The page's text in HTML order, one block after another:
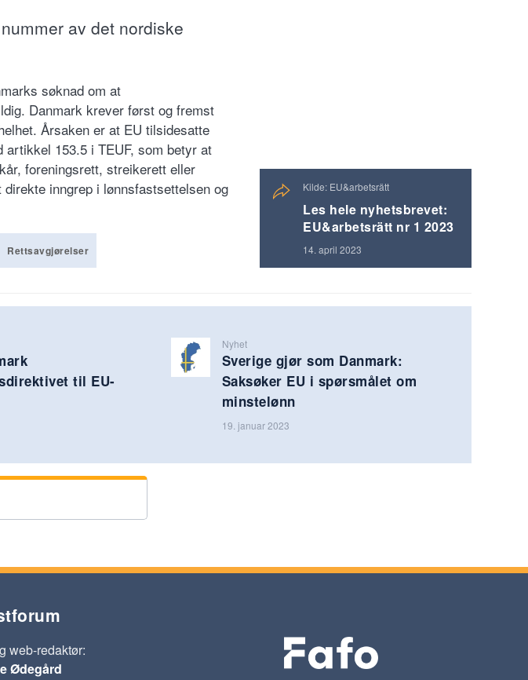
av det nordiske
søknad om at
Danmark krever først og fremst
Årsaken er at EU tilsidesatte
153.5 i TEUF, som betyr at
foreningsrett, streikerett eller
inngrep i lønnsfastsettelsen og
Rettsavgjørelser
Kilde: EU&arbetsrätt
Les hele nyhetsbrevet:
EU&arbetsrätt nr 1 2023
14. april 2023
til EU-
Nyhet
Sverige gjør som Danmark:
Saksøker EU i spørsmålet om
minstelønn
19. januar 2023
web-redaktør:
Ødegård